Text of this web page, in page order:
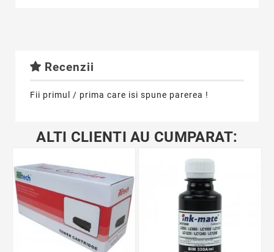
Recenzii
Fii primul / prima care isi spune parerea !
ALTI CLIENTI AU CUMPARAT: